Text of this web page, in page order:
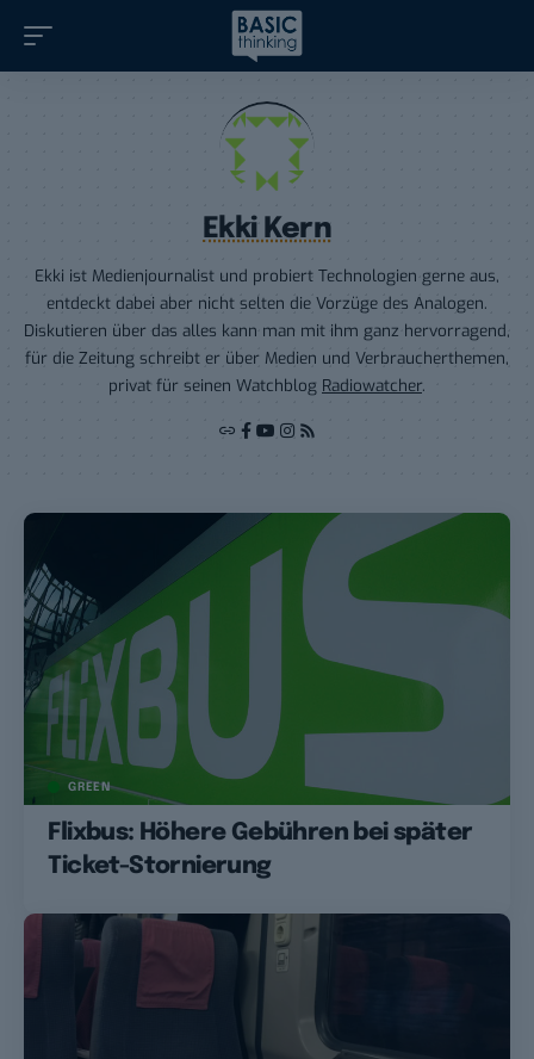
Ekki Kern
Ekki ist Medienjournalist und probiert Technologien gerne aus,
entdeckt dabei aber nicht selten die Vorzüge des Analogen.
Diskutieren über das alles kann man mit ihm ganz hervorragend,
für die Zeitung schreibt er über Medien und Verbraucherthemen,
privat für seinen Watchblog Radiowatcher.
GREEN
Flixbus: Höhere Gebühren bei später
Ticket-Stornierung